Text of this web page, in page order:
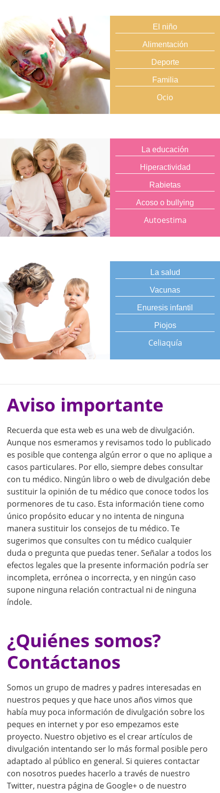
El niño
Alimentación
Deporte
Familia
Ocio
La educación
Hiperactividad
Rabietas
Acoso o bullying
Autoestima
La salud
Vacunas
Enuresis infantil
Piojos
Celiaquía
Aviso importante
Recuerda que esta web es una web de divulgación.
Aunque nos esmeramos y revisamos todo lo publicado
es posible que contenga algún error o que no aplique a
casos particulares. Por ello, siempre debes consultar
con tu médico. Ningún libro o web de divulgación debe
sustituir la opinión de tu médico que conoce todos los
pormenores de tu caso. Esta información tiene como
único propósito educar y no intenta de ninguna
manera sustituir los consejos de tu médico. Te
sugerimos que consultes con tu médico cualquier
duda o pregunta que puedas tener. Señalar a todos los
efectos legales que la presente información podría ser
incompleta, errónea o incorrecta, y en ningún caso
supone ninguna relación contractual ni de ninguna
índole.
¿Quiénes somos?
Contáctanos
Somos un grupo de madres y padres interesadas en
nuestros peques y que hace unos años vimos que
había muy poca información de divulgación sobre los
peques en internet y por eso empezamos este
proyecto. Nuestro objetivo es el crear artículos de
divulgación intentando ser lo más formal posible pero
adaptado al público en general. Si quieres contactar
con nosotros puedes hacerlo a través de nuestro
Twitter, nuestra página de Google+ o de nuestro